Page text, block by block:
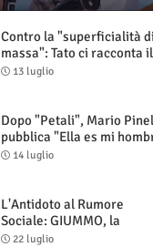
Contro la "superficialità di
massa": Tato ci racconta il
nuovo singolo "Vuoti
13 luglio
Dopo "Petali", Mario
pubblica "Ella es mi
(Il mio uomo è lei)"
14 luglio
L'Antidoto al Rumore
Sociale: GIUMMO, la
Maschera e la Cruda Verità
22 luglio